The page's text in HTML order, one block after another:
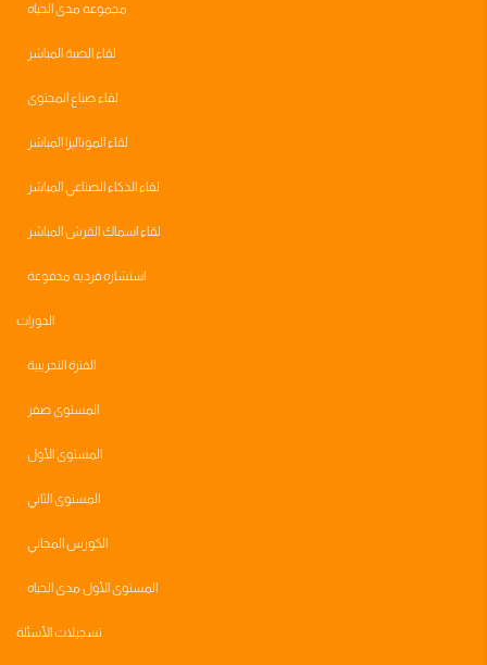
مجموعه مدى الحياه
لقاء الصبة المباشر
لقاء صناع المحتوى
لقاء الموناليزا المباشر
لقاء الذكاء الصناعي المباشر
لقاء اسماك القرش المباشر
استشاره فرديه مدفوعة
الدورات
الفترة التجريبية
المستوى صفر
المستوى الأول
المستوى الثاني
الكورس المجاني
المستوى الأول مدى الحياه
تسجيلات الأسئلة